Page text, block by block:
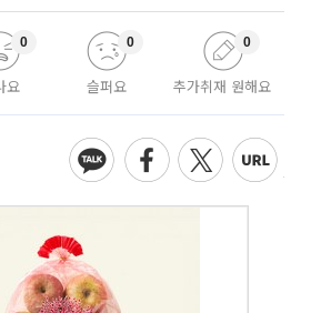
요
0
슬퍼요
0
추가취재 원해요
0